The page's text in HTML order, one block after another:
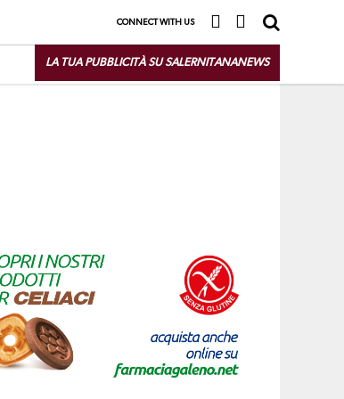
CONNECT WITH US
LA TUA PUBBLICITÀ SU SALERNITANANEWS